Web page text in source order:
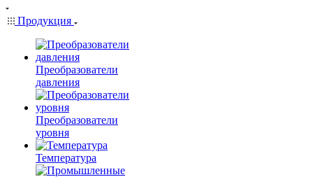
Продукция
Преобразователи
давления
Преобразователи
уровня
Температура